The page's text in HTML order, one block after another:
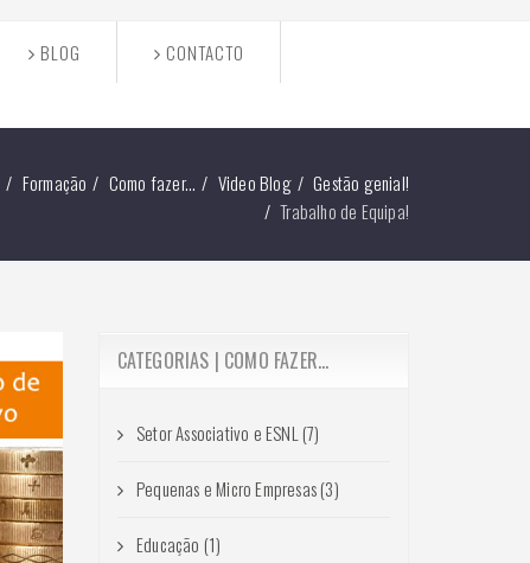
BLOG CONTACTO
Formação Como fazer... Video Blog
Gestão genial!
Trabalho de Equipa!
CATEGORIAS | COMO FAZER...
Setor Associativo e ESNL (7)
Pequenas e Micro Empresas (3)
Educação (1)